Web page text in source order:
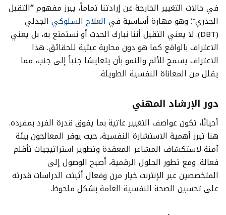
في حالات التغيير الخارجة عن إرادتنا تماماً، يبرز مفهوم“التقبل
الجذري”؛ وهو مهارة أساسية في العلاج السلوكي الجدلي
(DBT). لا يعني التقبل أننا نبارك الحدث أو نستمتع به، بل يعني
الاعتراف بالواقع كما هو دون محاربة عبثية للحقائق. هذا
الاعتراف يسمح للألم والنمو بأن يتعايشا جنباً إلى جنب، مما
يقلل من المعاناة النفسية الطويلة.
دور الإرشاد المهني
أحيانًا، تكون عواصف التغيير عاتية بما يفوق قدرة الفرد بمفرده.
هنا تبرز أهمية الاستشارة النفسية، حيث يوفر المعالجون بيئة
آمنة لاستكشاف المشاعر المعقدة وتطوير استراتيجيات تأقلم
فعالة. ومع تطور الحلول الرقمية، أصبح الوصول إلى
المتخصصين عبر الإنترنت خيار مرن وفعال أثبتت الدراسات قدرته
على تحسين الصحة النفسية العامة بشكل ملحوظ.